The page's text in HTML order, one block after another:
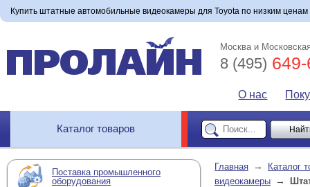
Купить штатные автомобильные видеокамеры для Toyota по низким
Москва и
8 (495)
О нас
Каталог товаров
Поставка промышленного
оборудования
Главная →
Каталог
видеокамеры →